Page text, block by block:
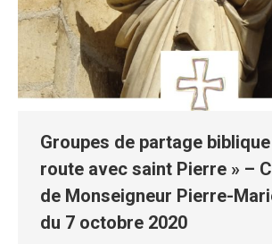
Groupes de partage
route avec saint Pierre » –
de Monseigneur Pierre-
du 7 octobre 2020